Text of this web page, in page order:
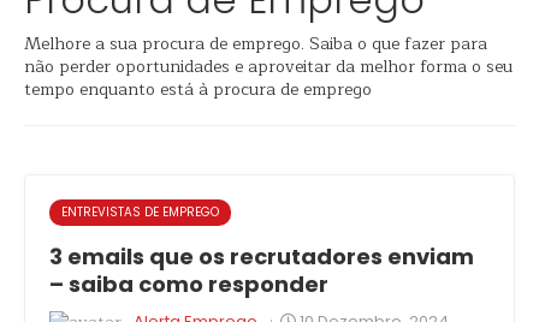
Melhore a sua procura de emprego. Saiba o que fazer para
não perder oportunidades e aproveitar da melhor forma o seu
tempo enquanto está à procura de emprego
ENTREVISTAS DE EMPREGO
3 emails que os recrutadores enviam
– saiba como responder